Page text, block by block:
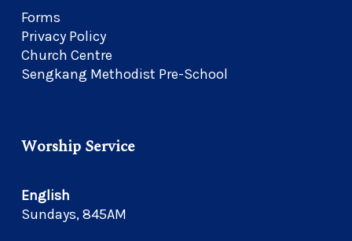
Forms
Privacy Policy
Church Centre
Sengkang Methodist Pre-School
Worship Service
English
Sundays, 845AM